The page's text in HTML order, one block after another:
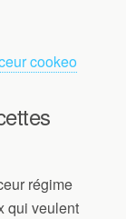
régime
qui veulent